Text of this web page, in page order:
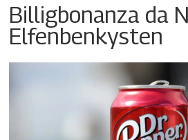
Billigbonanza da
Elfenbenkysten